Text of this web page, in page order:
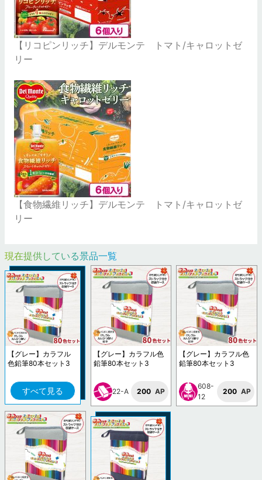
【リコピンリッチ】デルモンテ トマト/キャロットゼ
リー
【食物繊維リッチ】デルモンテ トマト/キャロットゼ
リー
現在提供している景品一覧
【グレー】カラフル
色鉛筆80本セット3
すべて見る
【グレー】カラフル色
鉛筆80本セット3
22-A 200 AP
【グレー】カラフル色
鉛筆80本セット3
608-
12
200 AP